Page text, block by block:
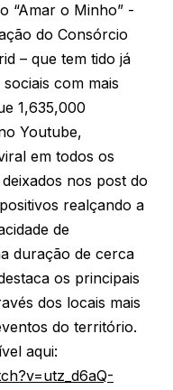
“Amar o Minho” -
do Consórcio
– que tem tido já
com mais
1,635,000
Youtube,
em todos os
nos post do
realçando a
de
duração de cerca
os principais
dos locais mais
do território.
aqui: